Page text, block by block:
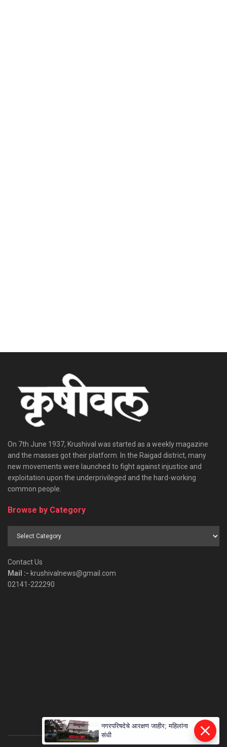
On 7th June 1937, Krushival was started as a weekly magazine
and the masses got their platform. In the Raigad district, many
new movements were launched to fight against injustice and
exploitation upon the underprivileged and the hard-working
common people.
Browse by Category
Contact Us
Mail :- krushivalnews@gmail.com
02141-222290
नगरपरिषदेचे आरक्षण जाहीर; महिलांना
संधी